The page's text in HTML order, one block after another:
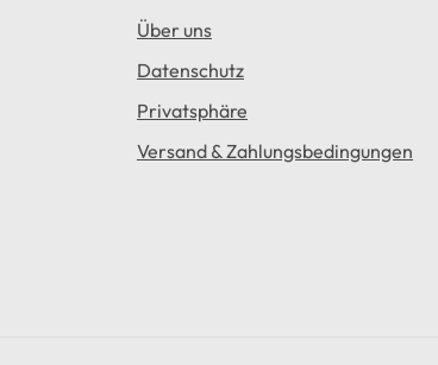
Über uns
Datenschutz
Privatsphäre
Versand & Zahlungsbedingungen